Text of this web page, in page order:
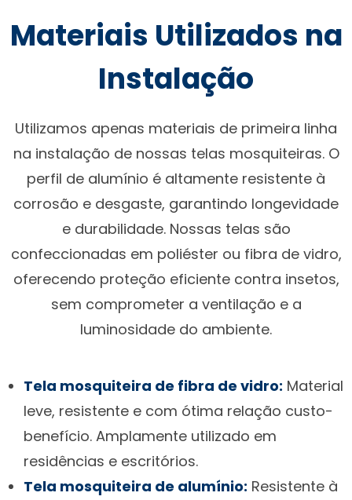
Materiais Utilizados na
Instalação
Utilizamos apenas materiais de primeira linha
na instalação de nossas telas mosquiteiras. O
perfil de alumínio é altamente resistente à
corrosão e desgaste, garantindo longevidade
e durabilidade. Nossas telas são
confeccionadas em poliéster ou fibra de vidro,
oferecendo proteção eficiente contra insetos,
sem comprometer a ventilação e a
luminosidade do ambiente.
Tela mosquiteira de fibra de vidro: Material
leve, resistente e com ótima relação custo-
benefício. Amplamente utilizado em
residências e escritórios.
Tela mosquiteira de alumínio: Resistente à